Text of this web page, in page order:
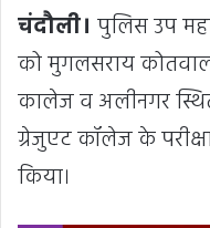
चंदौली। पुलिस उप
को मुगलसराय
कालेज व अलीनगर
ग्रेजुएट कॉलेज के
किया।